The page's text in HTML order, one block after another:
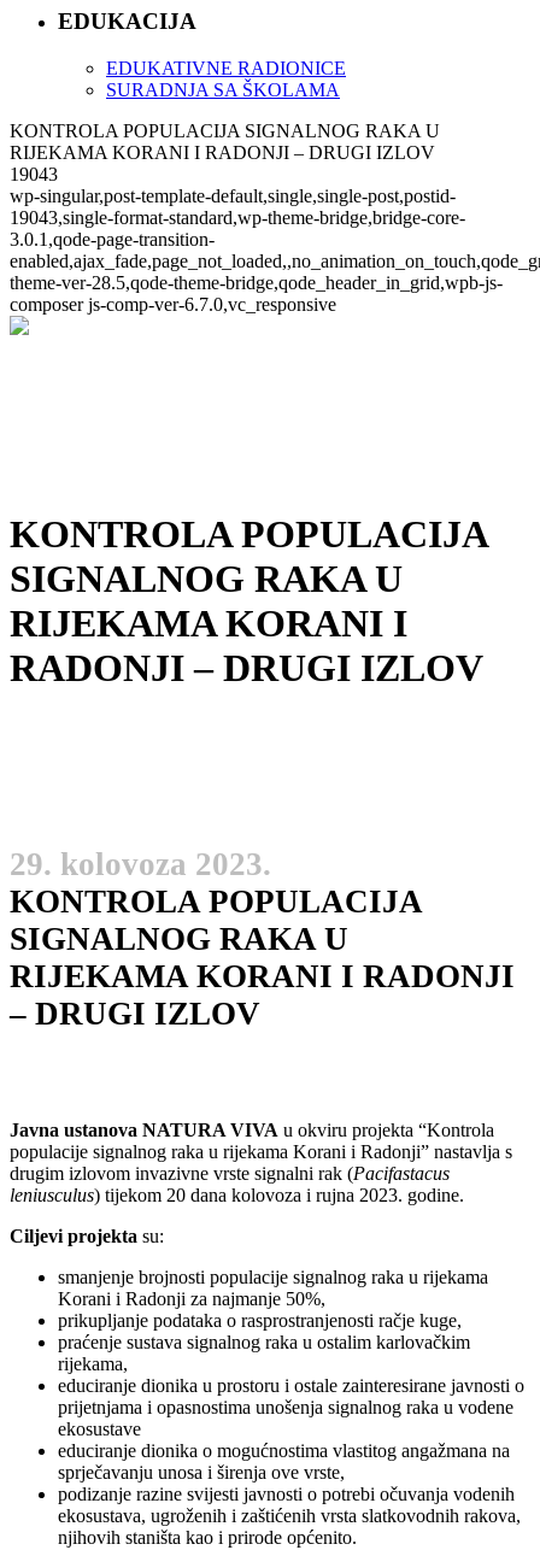
EDUKACIJA
EDUKATIVNE RADIONICE
SURADNJA SA ŠKOLAMA
KONTROLA POPULACIJA SIGNALNOG RAKA U
RIJEKAMA KORANI I RADONJI – DRUGI IZLOV
19043
wp-singular,post-template-default,single,single-post,postid-
19043,single-format-standard,wp-theme-bridge,bridge-core-
3.0.1,qode-page-transition-
theme-ver-28.5,qode-theme-bridge,qode_header_in_grid,wpb-js-
composer js-comp-ver-6.7.0,vc_responsive
KONTROLA POPULACIJA
SIGNALNOG RAKA U
RIJEKAMA KORANI I
RADONJI – DRUGI IZLOV
29. kolovoza 2023.
KONTROLA POPULACIJA
SIGNALNOG RAKA U
RIJEKAMA KORANI I RADONJI
– DRUGI IZLOV
Javna ustanova NATURA VIVA u okviru projekta “Kontrola
populacije signalnog raka u rijekama Korani i Radonji” nastavlja s
drugim izlovom invazivne vrste signalni rak (Pacifastacus
leniusculus) tijekom 20 dana kolovoza i rujna 2023. godine.
Ciljevi projekta su:
smanjenje brojnosti populacije signalnog raka u rijekama
Korani i Radonji za najmanje 50%,
prikupljanje podataka o rasprostranjenosti račje kuge,
praćenje sustava signalnog raka u ostalim karlovačkim
rijekama,
educiranje dionika u prostoru i ostale zainteresirane javnosti o
prijetnjama i opasnostima unošenja signalnog raka u vodene
ekosustave
educiranje dionika o mogućnostima vlastitog angažmana na
sprječavanju unosa i širenja ove vrste,
podizanje razine svijesti javnosti o potrebi očuvanja vodenih
ekosustava, ugroženih i zaštićenih vrsta slatkovodnih rakova,
njihovih staništa kao i prirode općenito.